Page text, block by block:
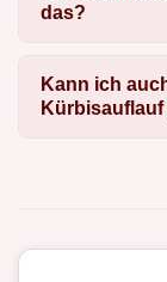
das?
Kann ich